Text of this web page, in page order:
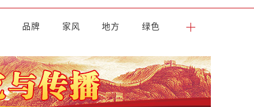
品牌 家风 地方 绿色